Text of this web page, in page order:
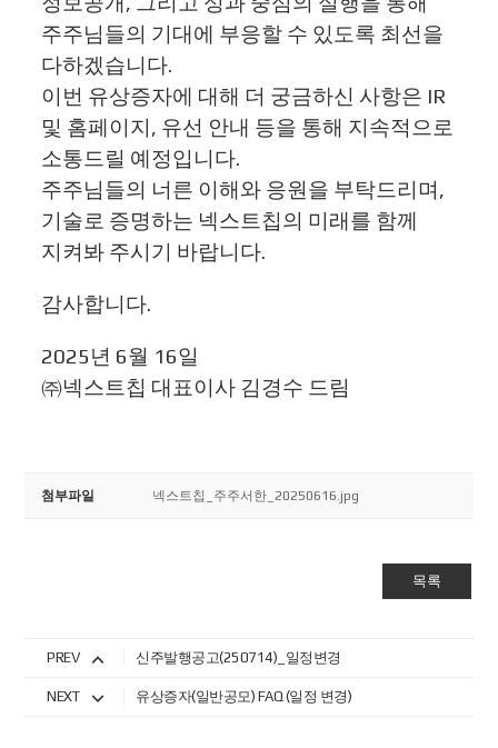
주주님들의 기대에 부응할 수 있도록 최선을
다하겠습니다.
이번 유상증자에 대해 더 궁금하신 사항은 IR
및 홈페이지 , 유선 안내 등을 통해 지속적으로
소통드릴 예정입니다.
주주님들의 너른 이해와 응원을 부탁드리며 ,
기술로 증명하는 넥스트칩의 미래를 함께
지켜봐 주시기 바랍니다.
감사합니다.
2025년 6월 16일
㈜넥스트칩 대표이사 김경수 드림
첨부파일 넥스트칩_주주서한_20250616.jpg
목록
PREV 신주발행공고(250714)_일정변경
NEXT 유상증자(일반공모) FAQ (일정 변경)